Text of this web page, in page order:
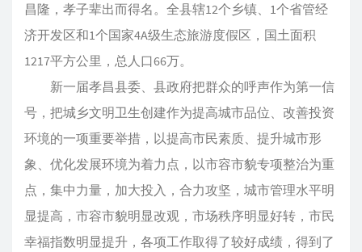
昌隆，孝子辈出而得名。全县辖12个乡镇、1个省管经
济开发区和1个国家4A级生态旅游度假区，国土面积
1217平方公里，总人口66万。
新一届孝昌县委、县政府把群众的呼声作为第一信
号，把城乡文明卫生创建作为提高城市品位、改善投资
环境的一项重要举措，以提高市民素质、提升城市形
象、优化发展环境为着力点，以市容市貌专项整治为重
点，集中力量，加大投入，合力攻坚，城市管理水平明
显提高，市容市貌明显改观，市场秩序明显好转，市民
幸福指数明显提升，各项工作取得了较好成绩，得到了